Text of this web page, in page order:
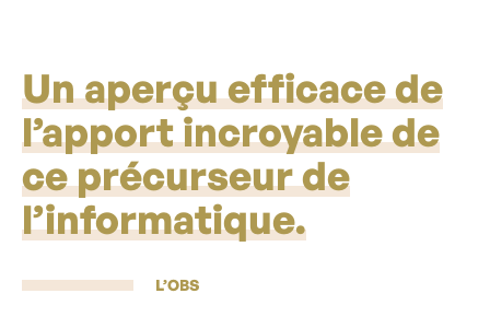
Un aperçu efficace de
l’apport incroyable de
ce précurseur de
l’informatique.
L’OBS